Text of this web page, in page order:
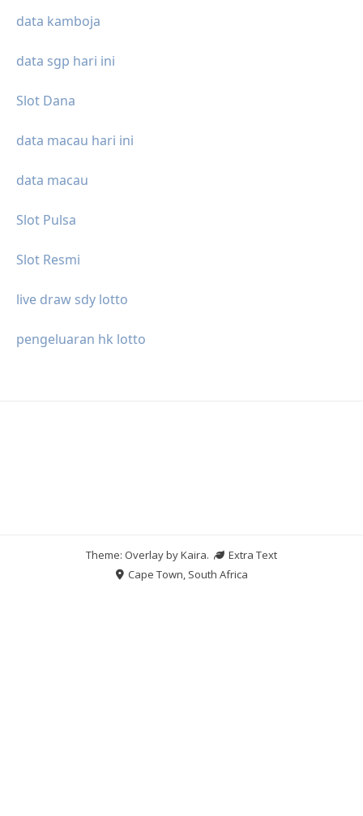
data kamboja
data sgp hari ini
Slot Dana
data macau hari ini
data macau
Slot Pulsa
Slot Resmi
live draw sdy lotto
pengeluaran hk lotto
Theme: Overlay byKaira.
Extra Text
Cape Town, South Africa